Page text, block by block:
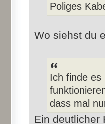
Poliges
Wo siehst du
Ich finde es
dass mal
Ein deutlicher